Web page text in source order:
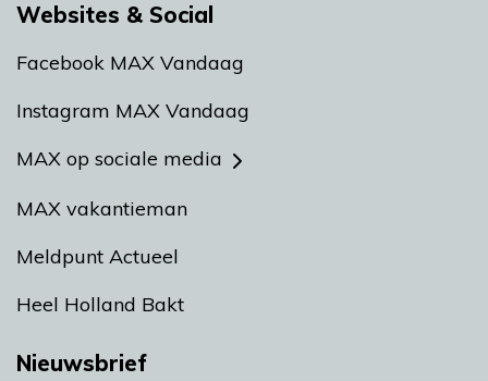
Websites & Social
Facebook MAX Vandaag
Instagram MAX Vandaag
MAX op sociale media
MAX vakantieman
Meldpunt Actueel
Heel Holland Bakt
Nieuwsbrief